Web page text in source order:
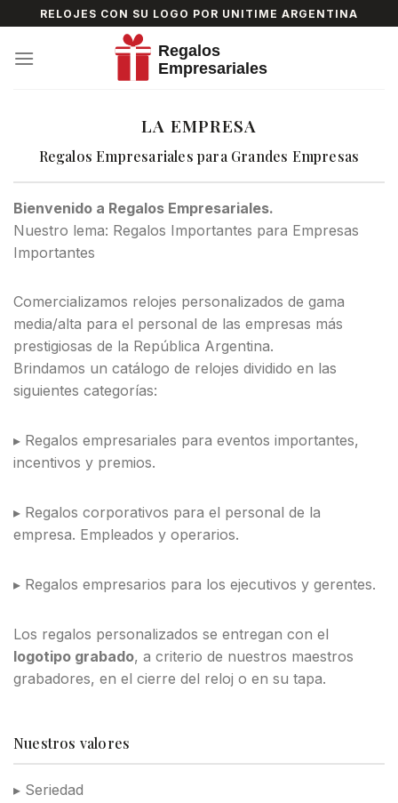
to
content
RELOJES CON SU LOGO POR UNITIME ARGENTINA
LA EMPRESA
Regalos Empresariales para Grandes Empresas
Bienvenido a Regalos Empresariales.
Nuestro lema: Regalos Importantes para Empresas
Importantes
Comercializamos relojes personalizados de gama
media/alta para el personal de las empresas más
prestigiosas de la República Argentina.
Brindamos un catálogo de relojes dividido en las
siguientes categorías:
▸ Regalos empresariales para eventos importantes,
incentivos y premios.
▸ Regalos corporativos para el personal de la
empresa. Empleados y operarios.
▸ Regalos empresarios para los ejecutivos y gerentes.
Los regalos personalizados se entregan con el
logotipo grabado, a criterio de nuestros maestros
grabadores, en el cierre del reloj o en su tapa.
Nuestros valores
▸ Seriedad